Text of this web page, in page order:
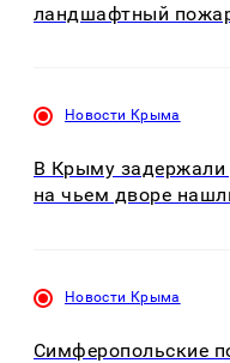
ландшафтный
Новости Крыма
В Крыму задержали
на чьем дворе
Новости Крыма
Симферопольские